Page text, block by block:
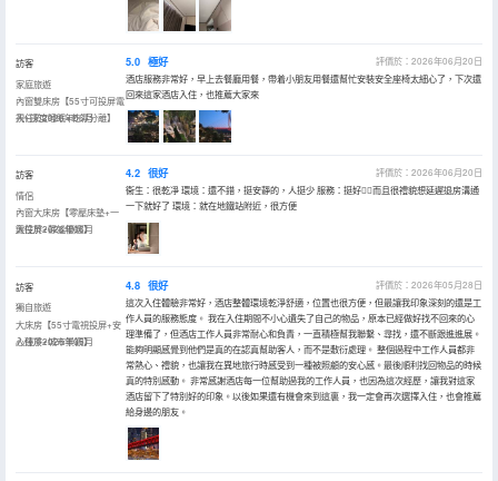
訪客
家庭旅遊
內窗雙床房【55寸可投屏電
視+深度睡眠+乾濕分離】
入住於2026年06月
5.0 極好
評價於：2026年06月20日
酒店服務非常好，早上去餐廳用餐，帶着小朋友用餐還幫忙安裝安全座椅太細心了，下次還
回來這家酒店入住，也推薦大家來
訪客
情侶
內窗大床房【零壓床墊+一
鍵投屏+靜謐優選】
入住於2026年06月
4.2 很好
評價於：2026年06月20日
衞生：很乾凈 環境：還不錯，挺安靜的，人挺少 服務：挺好👌🏻而且很禮貌想延遲退房溝通
一下就好了 環境：就在地鐵站附近，很方便
訪客
獨自旅遊
大床房【55寸電視投屏+安
心臻凈+城市景觀】
入住於2026年05月
4.8 很好
評價於：2026年05月28日
這次入住體驗非常好，酒店整體環境乾淨舒適，位置也很方便，但最讓我印象深刻的還是工
作人員的服務態度。 我在入住期間不小心遺失了自己的物品，原本已經做好找不回來的心
理準備了，但酒店工作人員非常耐心和負責，一直積極幫我聯繫、尋找，還不斷跟進進展。
能夠明顯感覺到他們是真的在認真幫助客人，而不是敷衍處理。 整個過程中工作人員都非
常熱心、禮貌，也讓我在異地旅行時感受到一種被照顧的安心感。最後順利找回物品的時候
真的特別感動。 非常感謝酒店每一位幫助過我的工作人員，也因為這次經歷，讓我對這家
酒店留下了特別好的印象。以後如果還有機會來到這裏，我一定會再次選擇入住，也會推薦
給身邊的朋友。